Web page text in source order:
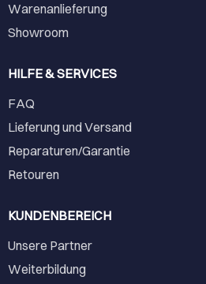
Warenanlieferung
Showroom
HILFE & SERVICES
FAQ
Lieferung und Versand
Reparaturen/Garantie
Retouren
KUNDENBEREICH
Unsere Partner
Weiterbildung